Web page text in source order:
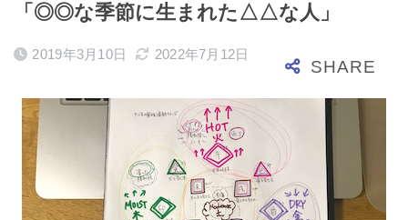
「◎◎な季節に生まれた△△な人」
2019年3月10日 2022年7月12日